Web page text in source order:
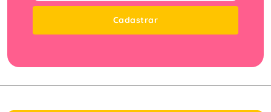
Cadastrar